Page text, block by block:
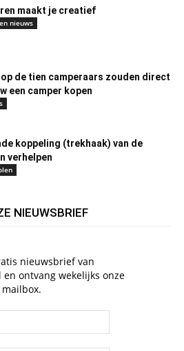
maakt je creatief
nieuws
op de tien camperaars zouden direct
een camper kopen
koppeling (trekhaak) van de
verhelpen
NIEUWSBRIEF
nieuwsbrief van
ontvang wekelijks onze